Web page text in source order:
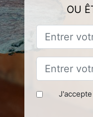
OU